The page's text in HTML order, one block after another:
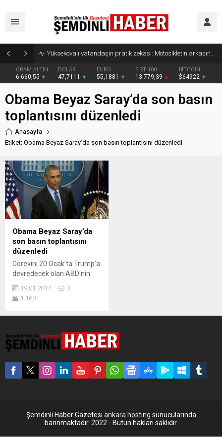
Yüksekovalı vatandaşın pratik zekası: Motosikletin arkasına el arabası bağlayarak üzerinde ot taşıdı
GRAM ALTIN
6.660,55
DOLAR
47,7111
EURO
55,1881
BIST 100
13.779,39
BITCOIN
$64922
Obama Beyaz Saray’da son basın
toplantısını düzenledi
Anasayfa
Etiket: Obama Beyaz Saray’da son basın toplantısını düzenledi
Obama Beyaz Saray’da
son basın toplantısını
düzenledi
Görevini 20 Ocak’ta Trump'a
devredecek olan ABD'nin
Obama, Beyaz Saray'da son
basın toplantısını düzenledi.
Donald Trump'a devredecek
olan ABD'nin 44'üncü
Başkanı Barack Obama,
Beyaz Saray'da son kez
kameralar önüne geçerek
19.01.2017
0
1.160
Şemdinli Haber Gazetesi ankara hosting sunucularında
barınmaktadır. 2022 - Bütün hakları saklıdır.